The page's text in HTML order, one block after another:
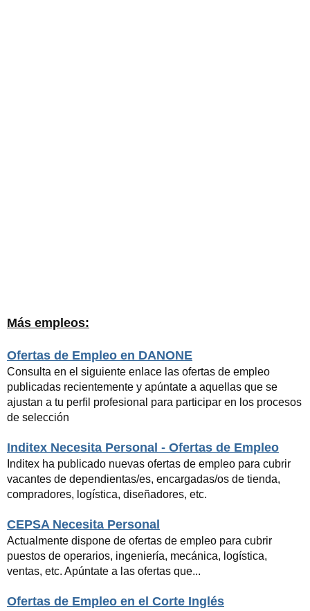
Más empleos:
Ofertas de Empleo en DANONE
Consulta en el siguiente enlace las ofertas de empleo
publicadas recientemente y apúntate a aquellas que se
ajustan a tu perfil profesional para participar en los procesos
de selección
Inditex Necesita Personal - Ofertas de Empleo
Inditex ha publicado nuevas ofertas de empleo para cubrir
vacantes de dependientas/es, encargadas/os de tienda,
compradores, logística, diseñadores, etc.
CEPSA Necesita Personal
Actualmente dispone de ofertas de empleo para cubrir
puestos de operarios, ingeniería, mecánica, logística,
ventas, etc. Apúntate a las ofertas que...
Ofertas de Empleo en el Corte Inglés